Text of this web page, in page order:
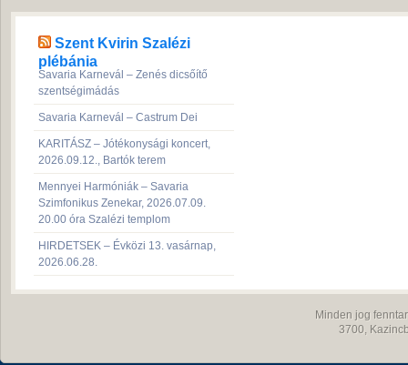
Szent Kvirin Szalézi
plébánia
Savaria Karnevál – Zenés dicsőítő
szentségimádás
Savaria Karnevál – Castrum Dei
KARITÁSZ – Jótékonysági koncert,
2026.09.12., Bartók terem
Mennyei Harmóniák – Savaria
Szimfonikus Zenekar, 2026.07.09.
20.00 óra Szalézi templom
HIRDETSEK – Évközi 13. vasárnap,
2026.06.28.
Minden jog
3700,